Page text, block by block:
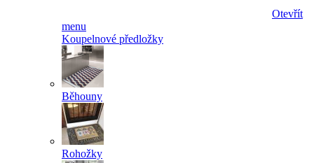
Otevřít
menu
Koupelnové předložky
Běhouny
Rohožky